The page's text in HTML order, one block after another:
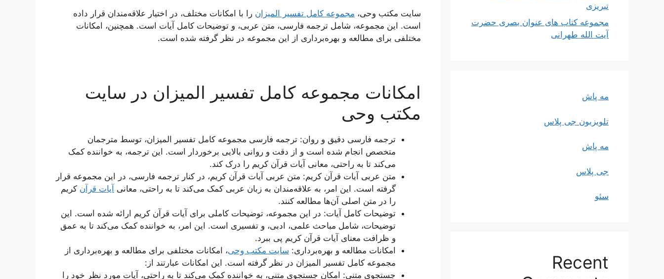
سایت مکتب وحی، مجموعه کامل تفسیر المیزان را با امکانات مختلف، در اختیار علاقه‌مندان قرار داده
است. این مجموعه، شامل ترجمه فارسی، متن عربی، و توضیحات کامل آیات است. همچنین، امکانات
مختلفی برای مطالعه و بهره‌برداری از این مجموعه در نظر گرفته شده است.
امکانات مجموعه کامل تفسیر المیزان در سایت
مکتب وحی
ترجمه فارسی دقیق و روان: ترجمه فارسی مجموعه کامل تفسیر المیزان، توسط مترجمان
متخصص انجام شده است و از دقت و روانی بالایی برخوردار است. این ترجمه، به خواننده کمک
می‌کند تا به راحتی، معانی آیات قرآن کریم را درک کند.
متن عربی آیات قرآن کریم: متن عربی آیات قرآن کریم، در کنار ترجمه فارسی، در این مجموعه قرار
گرفته است. این امر، به علاقه‌مندان به زبان عربی کمک می‌کند تا به راحتی، معانی آیات قرآن کریم
را در متن اصلی آن‌ها مطالعه کنند.
توضیحات کامل آیات: در این مجموعه، توضیحات کاملی برای آیات قرآن کریم ارائه شده است. این
توضیحات، شامل مباحث علمی، ادبی، و تفسیری است. این امر، به خواننده کمک می‌کند تا به عمق
و ظرافت معنای آیات قرآن کریم پی ببرد.
امکانات مطالعه و بهره‌برداری: سایت مکتب وحی، امکانات مختلفی برای مطالعه و بهره‌برداری از
مجموعه کامل تفسیر المیزان در نظر گرفته است. این امکانات عبارتند از:
جستجوی متنی: امکان جستجوی متنی، به خواننده کمک می‌کند تا به راحتی، آیات مورد نظر خود را
تبریزی
مجموعه کتاب های عنوان بصری حضرت
آیت الله طهرانی
مه پاش
تلویزیون جی پلاس
مه پاش
جی پلاس
سئو
Recent